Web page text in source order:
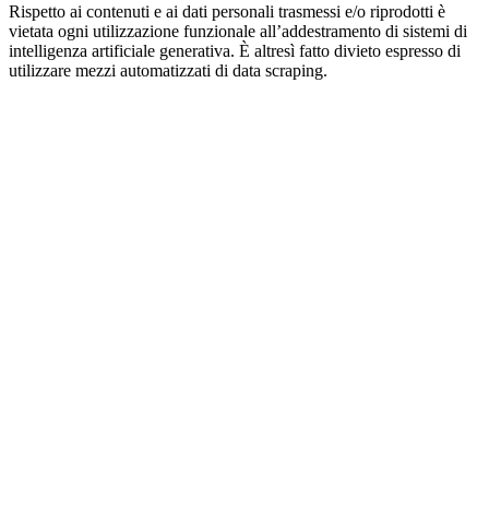
Rispetto ai contenuti e ai dati personali trasmessi e/o riprodotti è
vietata ogni utilizzazione funzionale all’addestramento di sistemi di
intelligenza artificiale generativa. È altresì fatto divieto espresso di
utilizzare mezzi automatizzati di data scraping.